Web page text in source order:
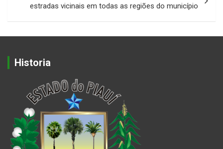
estradas vicinais em todas as regiões do município
Historia